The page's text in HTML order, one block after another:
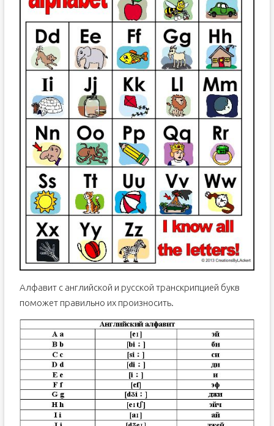
Алфавит с английской и русской транскрипцией букв
поможет правильно их произносить.